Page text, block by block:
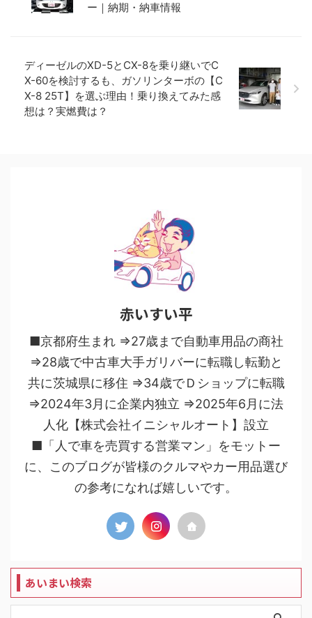
ー｜納期・納車情報
ディーゼルのXD-5とCX-8を乗り継いでC
X-60を検討するも、ガソリンターボの【C
X-8 25T】を選ぶ理由！乗り換えてみた感
想は？実燃費は？
赤いすい平
■京都府生まれ ⇒27歳まで自動車用品の商社
⇒28歳で中古車大手ガリバーに転職し転勤と
共に茨城県に移住 ⇒34歳でＤショップに転職
⇒2024年3月に企業内独立 ⇒2025年6月に法
人化【株式会社イニシャルオート】設立
■「人で車を売買する営業マン」をモットー
に、このブログが皆様のクルマやカー用品選び
の参考になれば嬉しいです。
あいまい検索